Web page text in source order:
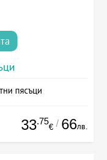
пясъци
33.75
€ / 66лв.